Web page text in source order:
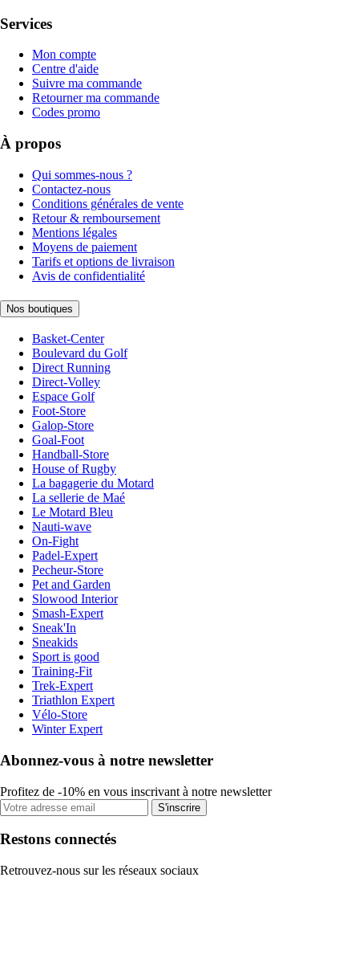
Services
Mon compte
Centre d'aide
Suivre ma commande
Retourner ma commande
Codes promo
À propos
Qui sommes-nous ?
Contactez-nous
Conditions générales de vente
Retour & remboursement
Mentions légales
Moyens de paiement
Tarifs et options de livraison
Avis de confidentialité
Nos boutiques
Basket-Center
Boulevard du Golf
Direct Running
Direct-Volley
Espace Golf
Foot-Store
Galop-Store
Goal-Foot
Handball-Store
House of Rugby
La bagagerie du Motard
La sellerie de Maé
Le Motard Bleu
Nauti-wave
On-Fight
Padel-Expert
Pecheur-Store
Pet and Garden
Slowood Interior
Smash-Expert
Sneak'In
Sneakids
Sport is good
Training-Fit
Trek-Expert
Triathlon Expert
Vélo-Store
Winter Expert
Abonnez-vous à notre newsletter
Profitez de -10% en vous inscrivant à notre newsletter
S'inscrire
Restons connectés
Retrouvez-nous sur les réseaux sociaux